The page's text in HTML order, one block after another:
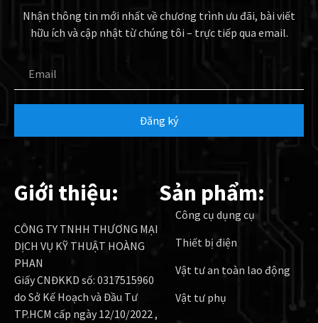
Nhận thông tin mới nhất về chương trình ưu đãi, bài viết
hữu ích và cập nhật từ chúng tôi – trực tiếp qua email.
Đăng ký
Giới thiệu:
CÔNG TY TNHH THƯƠNG MẠI
DỊCH VỤ KỸ THUẬT HOÀNG
PHAN
Giấy CNĐKKD số: 0317515960
do Sở Kế Hoạch và Đầu Tư
TP.HCM cấp ngày 12/10/2022 ,
Sản phẩm:
Công cụ dụng cụ
Thiết bị điện
Vật tư an toàn lao động
Vật tư phụ